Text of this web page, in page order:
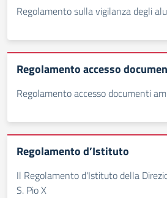
Regolamento sulla vigilanza degli
Regolamento accesso
Regolamento accesso documenti
Regolamento d’Istituto
Il Regolamento d'Istituto della
S. Pio X